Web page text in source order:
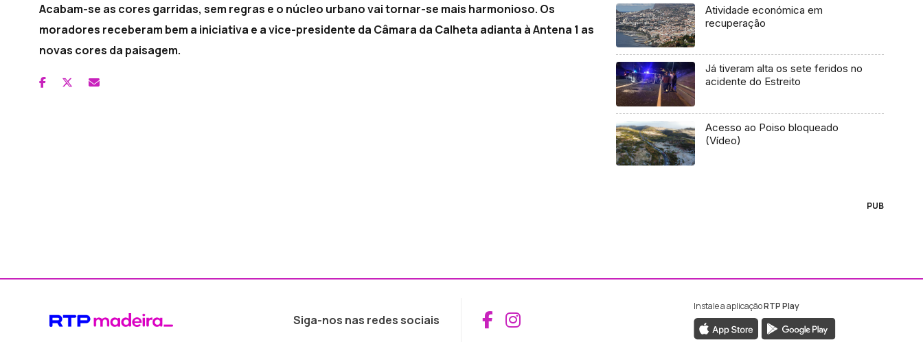
Acabam-se as cores garridas, sem regras e o núcleo urbano vai tornar-se mais harmonioso. Os
moradores receberam bem a iniciativa e a vice-presidente da Câmara da Calheta adianta à Antena 1 as
novas cores da paisagem.
Atividade económica em
recuperação
Já tiveram alta os sete feridos no
acidente do Estreito
Acesso ao Poiso bloqueado
(Vídeo)
PUB
Siga-nos nas redes sociais Aceder ao Facebook da RTP Madeira
Aceder ao Instagram da RTP Madeira
Instale a aplicaçãoRTP Play